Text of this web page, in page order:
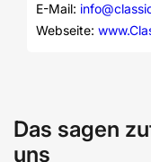
E-Mail:
Webseite:
Das sagen
uns